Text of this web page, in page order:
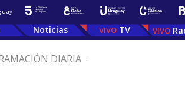
Noticias TV
DIARIA .